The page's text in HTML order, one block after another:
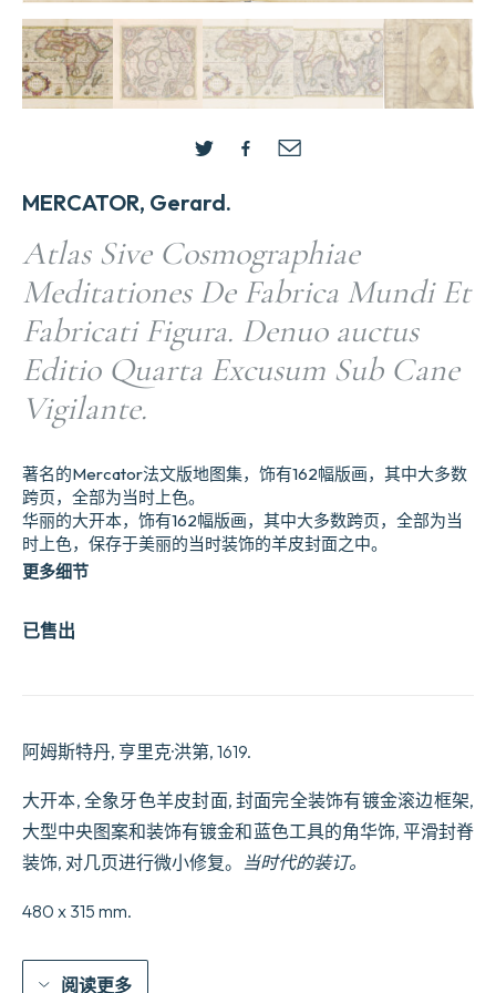
MERCATOR, Gerard.
Atlas Sive Cosmographiae
Meditationes De Fabrica Mundi Et
Fabricati Figura. Denuo auctus
Editio Quarta Excusum Sub Cane
Vigilante.
已售出
著名的Mercator法文版地图集，饰有162幅版画，其中大多数
跨页，全部为当时上色。
华丽的大开本，饰有162幅版画，其中大多数跨页，全部为当
时上色，保存于美丽的当时装饰的羊皮封面之中。
更多细节
阿姆斯特丹, 亨里克·洪第, 1619.
大开本, 全象牙色羊皮封面, 封面完全装饰有镀金滚边框架,
大型中央图案和装饰有镀金和蓝色工具的角华饰, 平滑封脊
装饰, 对几页进行微小修复。 当时代的装订。
480 x 315 mm.
阅读更多